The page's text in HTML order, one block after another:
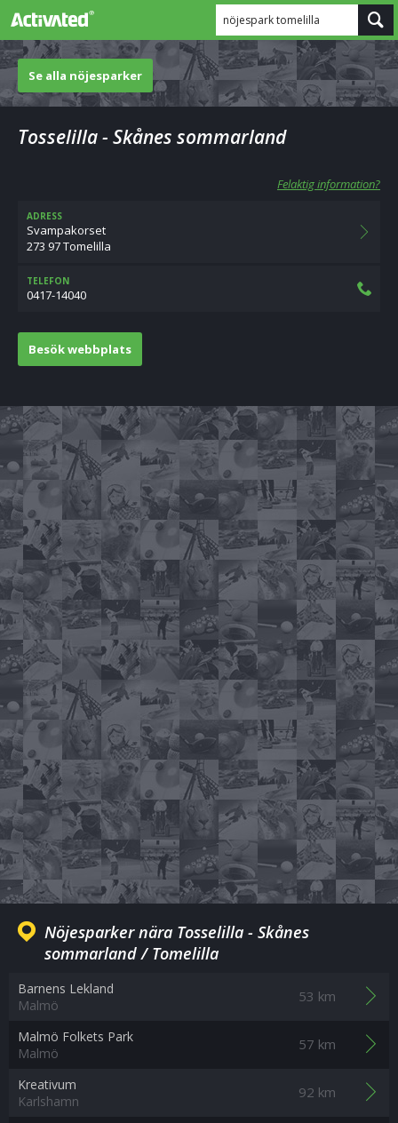
nöjespark tomelilla
Se alla nöjesparker
Tosselilla - Skånes sommarland
Felaktig information?
ADRESS
Svampakorset
273 97 Tomelilla
TELEFON
0417-14040
Besök webbplats
Nöjesparker nära Tosselilla - Skånes
sommarland / Tomelilla
Barnens Lekland
Malmö
53 km
Malmö Folkets Park
Malmö
57 km
Kreativum
Karlshamn
92 km